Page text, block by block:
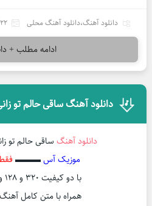
دانلود آهنگ،دانلود آهنگ محلی 22 آبان 1400
ادامه مطلب +
دانلود آهنگ ساقی حالم تو
دانلود آهنگ ساقی حالم تو
موزیک آس▬▬▬
با دو کیفیت ۳۲۰ و ۱۲۸ و بهترین کیفیت
همراه با متن کامل